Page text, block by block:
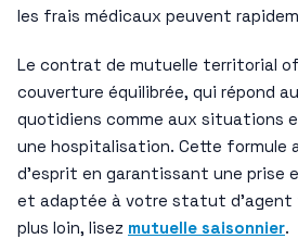
les frais médicaux peuvent
Le contrat de mutuelle territorial
couverture équilibrée, qui répond
quotidiens comme aux situations
une hospitalisation. Cette formule
d’esprit en garantissant une prise
et adaptée à votre statut d’agent
plus loin, lisez mutuelle saisonnier.